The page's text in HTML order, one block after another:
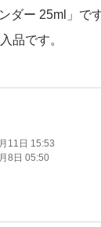
ダー 25ml」です
品です。
11日 15:53
8日 05:50